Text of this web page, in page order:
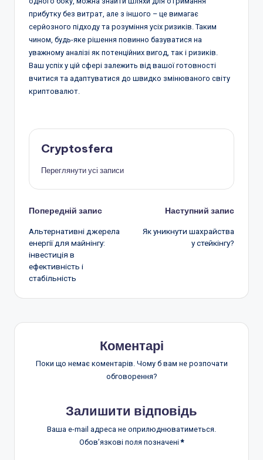
прибутку без витрат, але з іншого – це вимагає
серйозного підходу та розуміння усіх ризиків. Таким
чином, будь-яке рішення повинно базуватися на
уважному аналізі як потенційних вигод, так і ризиків.
Ваш успіх у цій сфері залежить від вашої готовності
вчитися та адаптуватися до швидко змінюваного світу
криптовалют.
Cryptosfera
Переглянути усі записи
Навігація
по
запису
Попередній запис
Альтернативні джерела
енергії для майнінгу:
інвестиція в
ефективність і
стабільність
Наступний запис
Як уникнути шахрайства
у стейкінгу?
Коментарі
Поки що немає коментарів. Чому б вам не розпочати
обговорення?
Залишити відповідь
Ваша e-mail адреса не оприлюднюватиметься.
Обов’язкові поля позначені*